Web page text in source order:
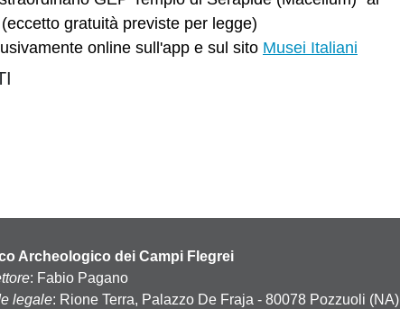
gratuità previste per legge)
online sull'app e sul sito Musei Italiani
Archeologico dei Campi Flegrei
: Fabio Pagano
legale: Rione Terra, Palazzo De Fraja - 80078 Pozzuoli (NA)